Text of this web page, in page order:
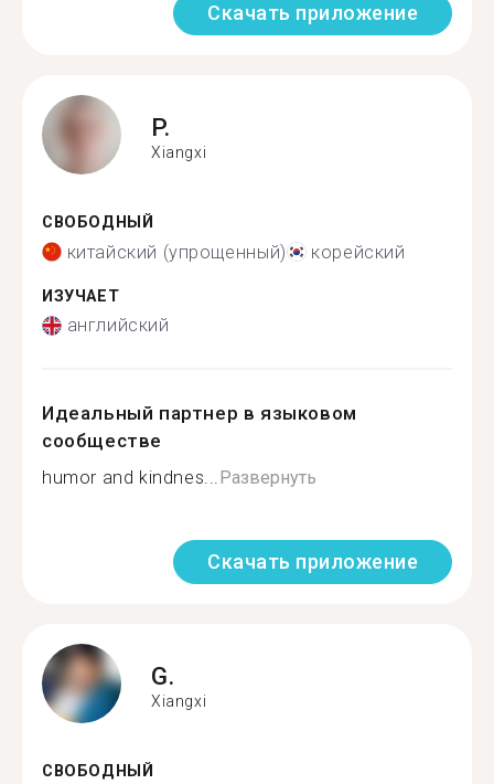
Скачать приложение
P.
Xiangxi
СВОБОДНЫЙ
китайский (упрощенный) корейский
ИЗУЧАЕТ
английский
Идеальный партнер в языковом
сообществе
humor and kindnes...Развернуть
Скачать приложение
G.
Xiangxi
СВОБОДНЫЙ